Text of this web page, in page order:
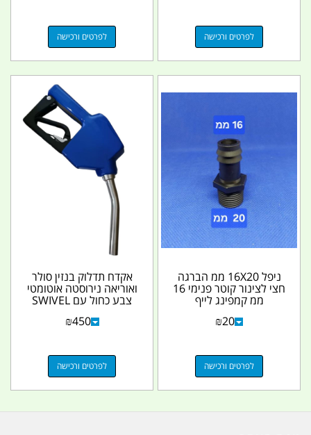
לפרטים ורכישה לפרטים ורכישה
ניפל 16X20 ממ הברגה
חצי לצינור קוטר פנימי 16
ממ קמפינג לייף
₪20
לפרטים ורכישה
אקדח תדלוק בנזין סולר
ואוריאה נירוסטה אוטומטי
צבע כחול עם SWIVEL
₪450
לפרטים ורכישה